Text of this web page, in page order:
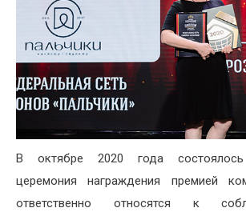
В октябре 2020 года состоялось
церемония награждения премией
ответственно относятся к